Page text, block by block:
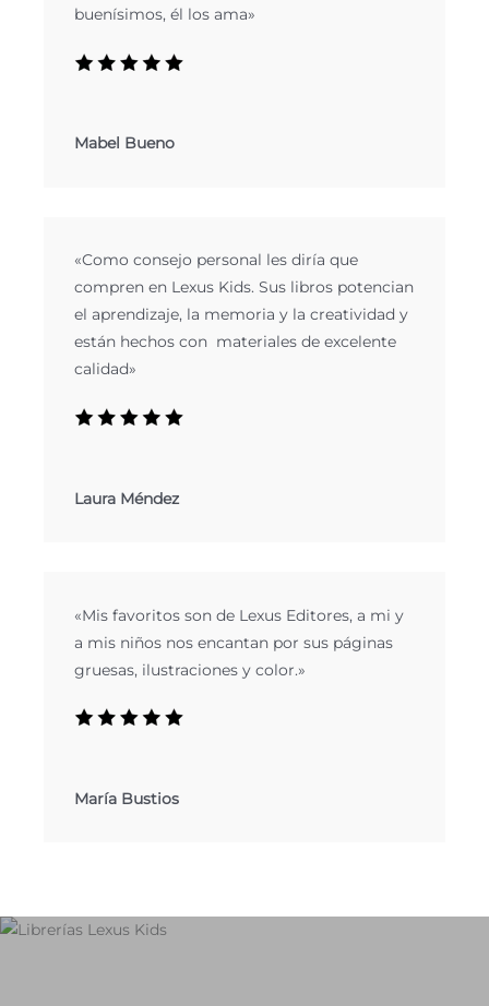
buenísimos, él los ama»
Mabel Bueno
«Como consejo personal les diría que
compren en Lexus Kids. Sus libros potencian
el aprendizaje, la memoria y la creatividad y
están hechos con materiales de excelente
calidad»​
Laura Méndez
«Mis favoritos son de Lexus Editores, a mi y
a mis niños nos encantan por sus páginas
gruesas, ilustraciones y color.»​
María Bustios